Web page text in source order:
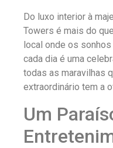
Do luxo interior à
Towers é mais do
local onde os
cada dia é uma
todas as maravilhas
extraordinário tem a
Um